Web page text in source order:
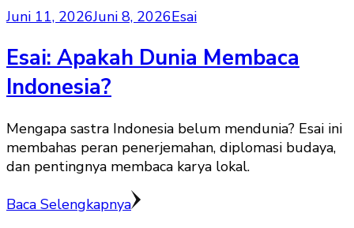
Juni 11, 2026Juni 8, 2026Esai
Esai: Apakah Dunia Membaca
Indonesia?
Mengapa sastra Indonesia belum mendunia? Esai ini
membahas peran penerjemahan, diplomasi budaya,
dan pentingnya membaca karya lokal.
Baca Selengkapnya